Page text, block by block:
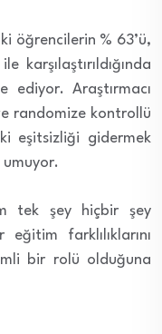
öğrencilerin % 63’ü,
karşılaştırıldığında
ediyor. Araştırmacı
randomize kontrollü
eşitsizliği gidermek
umuyor.
tek şey hiçbir şey
farklılıklarını
bir rolü olduğuna